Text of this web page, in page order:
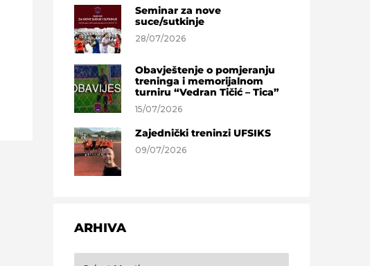
Seminar za nove
suce/sutkinje
28/07/2026
Obavještenje o pomjeranju
treninga i memorijalnom
turniru “Vedran Tičić – Tica”
15/07/2026
Zajednički treninzi UFSIKS
09/07/2026
ARHIVA